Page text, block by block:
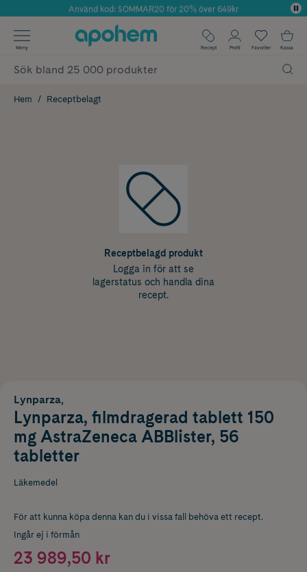
Årets Butik 2025 inom Skönhet
Använd kod: SOMMAR20 för 20% över 649kr
✓ Fri frakt
✓ Poäng på alla köp*
Meny Recept Profil Favoriter Kassa
Hem Receptbelagt
Receptbelagd produkt
Logga in för att se
lagerstatus och handla dina
recept.
Lynparza,
Lynparza, filmdragerad tablett 150
mg AstraZeneca ABBlister, 56
tabletter
Läkemedel
För att kunna köpa denna kan du i vissa fall behöva ett recept.
Ingår ej i förmån
23 989,50 kr